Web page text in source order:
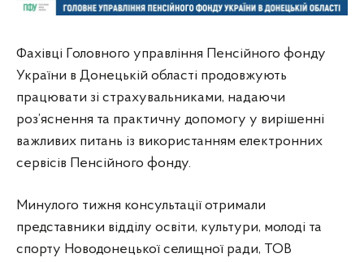
Фахівці Головного управління Пенсійного фонду
України в Донецькій області продовжують
працювати зі страхувальниками, надаючи
роз’яснення та практичну допомогу у вирішенні
важливих питань із використанням електронних
сервісів Пенсійного фонду.
Минулого тижня консультації отримали
представники відділу освіти, культури, молоді та
спорту Новодонецької селищної ради, ТОВ